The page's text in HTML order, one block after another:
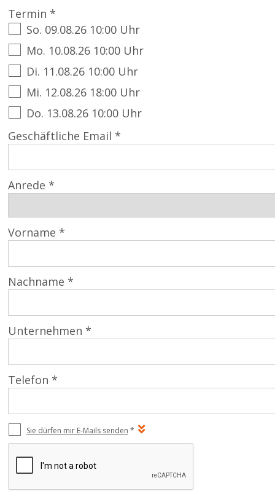
Termin *
So. 09.08.26 10:00 Uhr
Mo. 10.08.26 10:00 Uhr
Di. 11.08.26 10:00 Uhr
Mi. 12.08.26 18:00 Uhr
Do. 13.08.26 10:00 Uhr
Geschäftliche Email *
Anrede *
Vorname *
Nachname *
Unternehmen *
Telefon *
Sie dürfen mir E-Mails senden *